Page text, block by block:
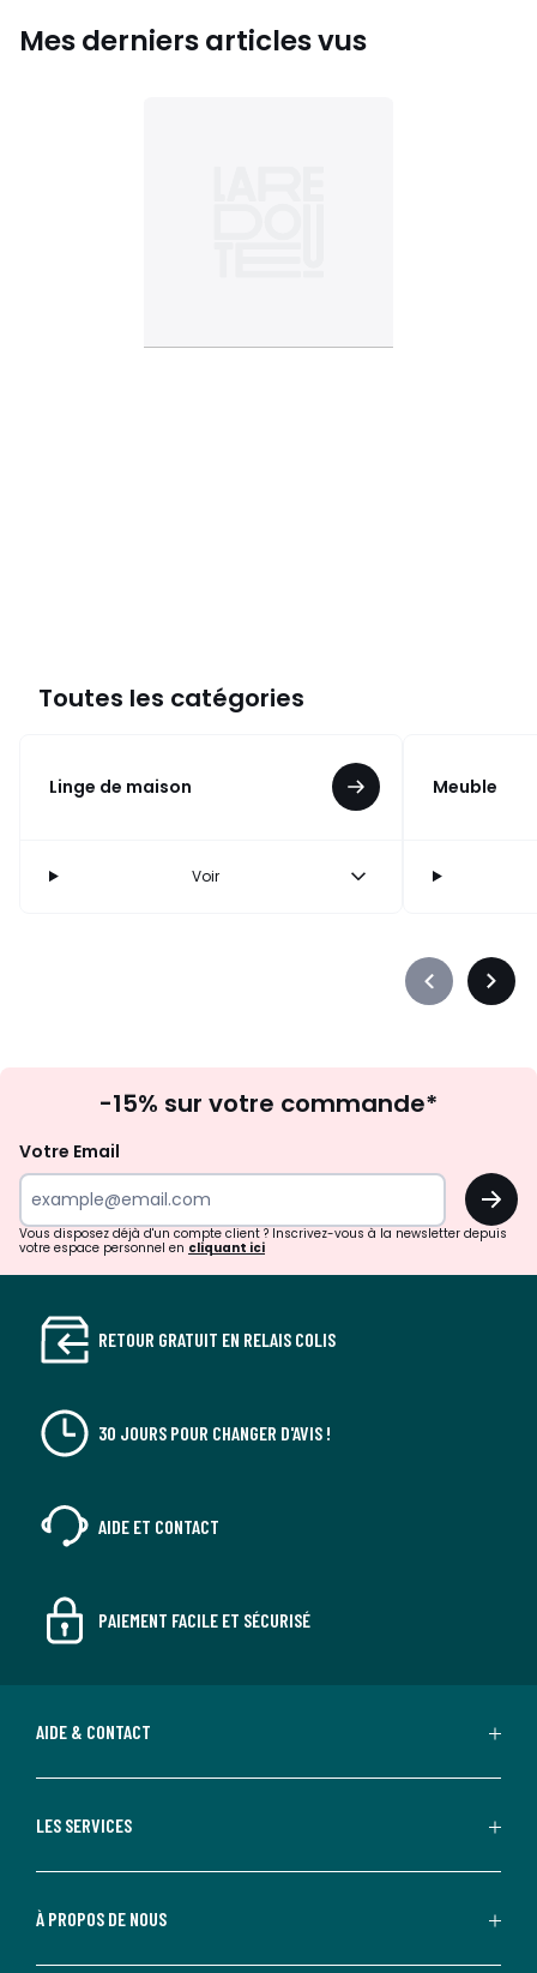
Mes derniers articles vus
Toutes les catégories
Linge de maison
Voir
Meuble
Précédent
à
newsletter
-15% sur votre commande*
Votre Email
OK
Vous disposez déjà d'un compte client ? Inscrivez-vous à la newsletter depuis
votre espace personnel en cliquant ici
RETOUR GRATUIT EN RELAIS COLIS
30 JOURS POUR CHANGER D'AVIS !
AIDE ET CONTACT
PAIEMENT FACILE ET SÉCURISÉ
AIDE & CONTACT
LES SERVICES
À PROPOS DE NOUS